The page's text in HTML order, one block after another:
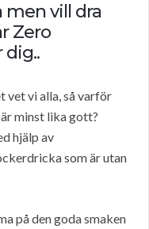
men vill dra
Zero
dig..
vet vi alla, så varför
minst lika gott?
hjälp av
som är utan
på den goda smaken